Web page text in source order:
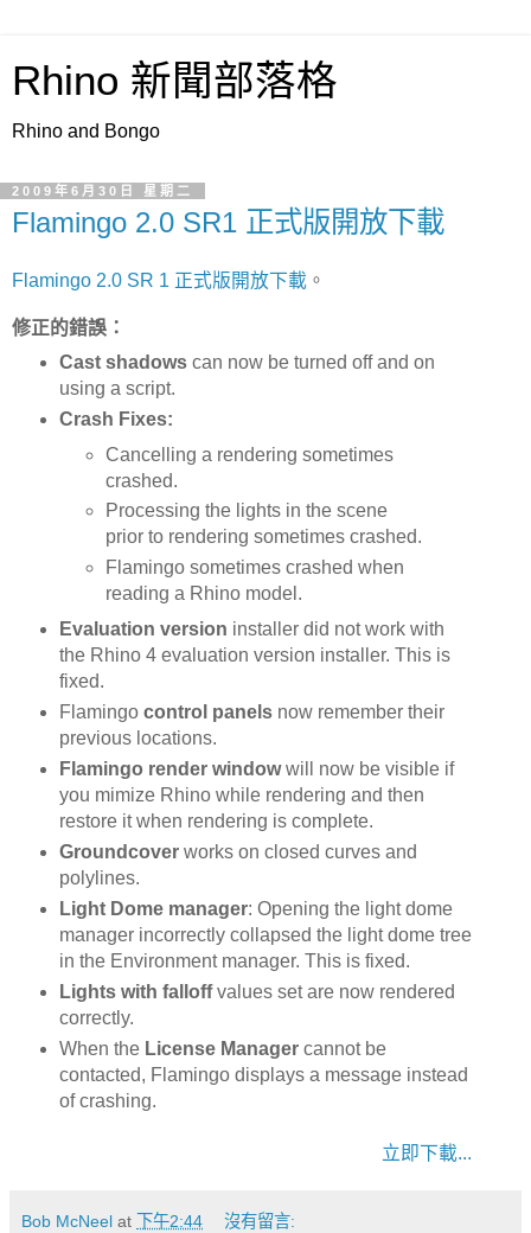
Rhino 新聞部落格
Rhino and Bongo
2009年6月30日 星期二
Flamingo 2.0 SR1 正式版開放下載
Flamingo 2.0 SR 1 正式版開放下載 。
修正的錯誤：
Cast shadowscan now be turned off and on
using a script.
Crash Fixes:
Cancelling a rendering sometimes
crashed.
Processing the lights in the scene
prior to rendering sometimes crashed.
Flamingo sometimes crashed when
reading a Rhino model.
Evaluation version installer did not work with
the Rhino 4 evaluation version installer. This is
fixed.
Flamingo control panelsnow remember their
previous locations.
Flamingo render windowwill now be visible if
you mimize Rhino while rendering and then
restore it when rendering is complete.
Groundcoverworks on closed curves and
polylines.
Light Dome manager: Opening the light dome
manager incorrectly collapsed the light dome tree
in the Environment manager. This is fixed.
Lights with falloffvalues set are now rendered
correctly.
When the License Manager cannot be
contacted, Flamingo displays a message instead
of crashing.
立即下載...
Bob McNeel at 下午2:44 沒有留言: